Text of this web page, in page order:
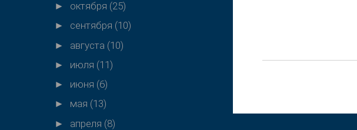
► октября (25)
► сентября (10)
► августа (10)
► июля (11)
► июня (6)
► мая (13)
► апреля (8)